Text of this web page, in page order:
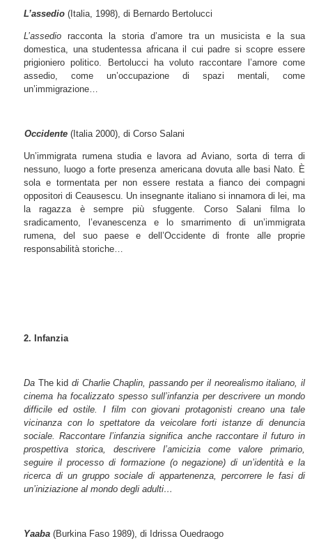
L’assedio (Italia, 1998), di Bernardo Bertolucci
L’assedio racconta la storia d’amore tra un musicista e la sua
domestica, una studentessa africana il cui padre si scopre essere
prigioniero politico. Bertolucci ha voluto raccontare l’amore come
assedio, come un’occupazione di spazi mentali, come
un’immigrazione…
Occidente (Italia 2000), di Corso Salani
Un’immigrata rumena studia e lavora ad Aviano, sorta di terra di
nessuno, luogo a forte presenza americana dovuta alle basi Nato. È
sola e tormentata per non essere restata a fianco dei compagni
oppositori di Ceausescu. Un insegnante italiano si innamora di lei, ma
la ragazza è sempre più sfuggente. Corso Salani filma lo
sradicamento, l’evanescenza e lo smarrimento di un’immigrata
rumena, del suo paese e dell’Occidente di fronte alle proprie
responsabilità storiche…
2. Infanzia
Da The kid di Charlie Chaplin, passando per il neorealismo italiano, il
cinema ha focalizzato spesso sull’infanzia per descrivere un mondo
difficile ed ostile. I film con giovani protagonisti creano una tale
vicinanza con lo spettatore da veicolare forti istanze di denuncia
sociale. Raccontare l’infanzia significa anche raccontare il futuro in
prospettiva storica, descrivere l’amicizia come valore primario,
seguire il processo di formazione (o negazione) di un’identità e la
ricerca di un gruppo sociale di appartenenza, percorrere le fasi di
un’iniziazione al mondo degli adulti…
Yaaba (Burkina Faso 1989), di Idrissa Ouedraogo